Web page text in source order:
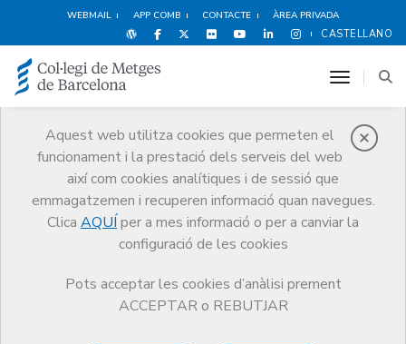
WEBMAIL APP COMB CONTACTE ÀREA PRIVADA
CASTELLANO
Aquest web utilitza cookies que permeten el
funcionament i la prestació dels serveis del web
així com cookies analítiques i de sessió que
emmagatzemen i recuperen informació quan navegues.
Clica AQUÍ per a mes informació o per a canviar la
configuració de les cookies
Pots acceptar les cookies d’anàlisi prement
ACCEPTAR o REBUTJAR
toggle
Notícies
Comunicació
Notícies
L’atenció primària i la transformació del sistema de salut centren la 21a
Jornada d’Estiu de la Professió Mèdica